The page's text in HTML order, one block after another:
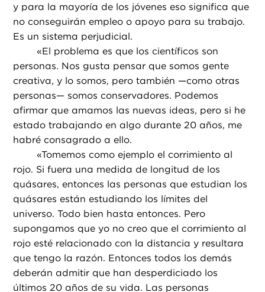
y para la mayoría de los jóvenes eso significa que
no conseguirán empleo o apoyo para su trabajo.
Es un sistema perjudicial.
«El problema es que los científicos son
personas. Nos gusta pensar que somos gente
creativa, y lo somos, pero también —como otras
personas— somos conservadores. Podemos
afirmar que amamos las nuevas ideas, pero si he
estado trabajando en algo durante 20 años, me
habré consagrado a ello.
«Tomemos como ejemplo el corrimiento al
rojo. Si fuera una medida de longitud de los
quásares, entonces las personas que estudian los
quásares están estudiando los límites del
universo. Todo bien hasta entonces. Pero
supongamos que yo no creo que el corrimiento al
rojo esté relacionado con la distancia y resultara
que tengo la razón. Entonces todos los demás
deberán admitir que han desperdiciado los
últimos 20 años de su vida. Las personas